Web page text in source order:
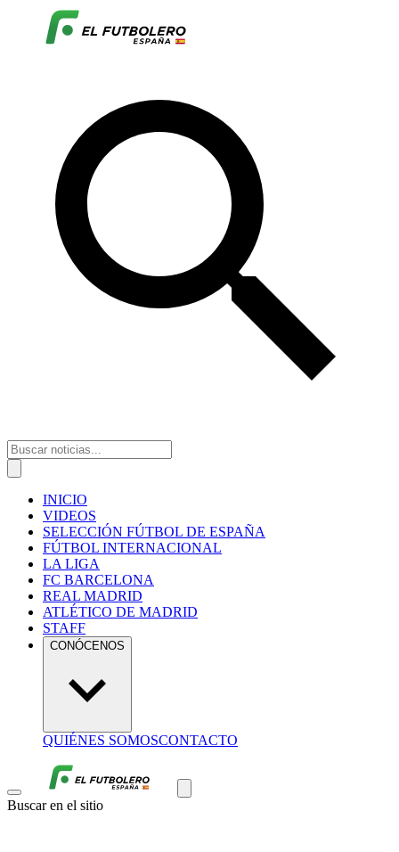
INICIO
VIDEOS
SELECCIÓN FÚTBOL DE ESPAÑA
FÚTBOL INTERNACIONAL
LA LIGA
FC BARCELONA
REAL MADRID
ATLÉTICO DE MADRID
STAFF
CONÓCENOS
QUIÉNES SOMOSCONTACTO
Buscar en el sitio